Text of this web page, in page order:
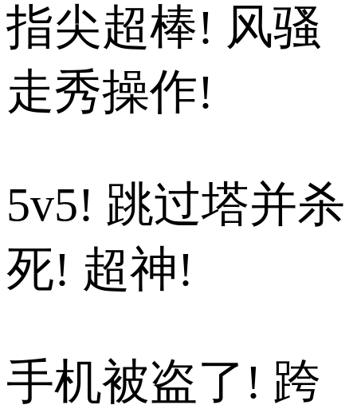
指尖超棒! 风骚
走秀操作!
5v5! 跳过塔并杀
死! 超神!
手机被盗了! 跨